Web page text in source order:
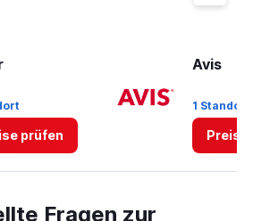
prüfen
Avis
1 Standort
Preise
Fragen zur